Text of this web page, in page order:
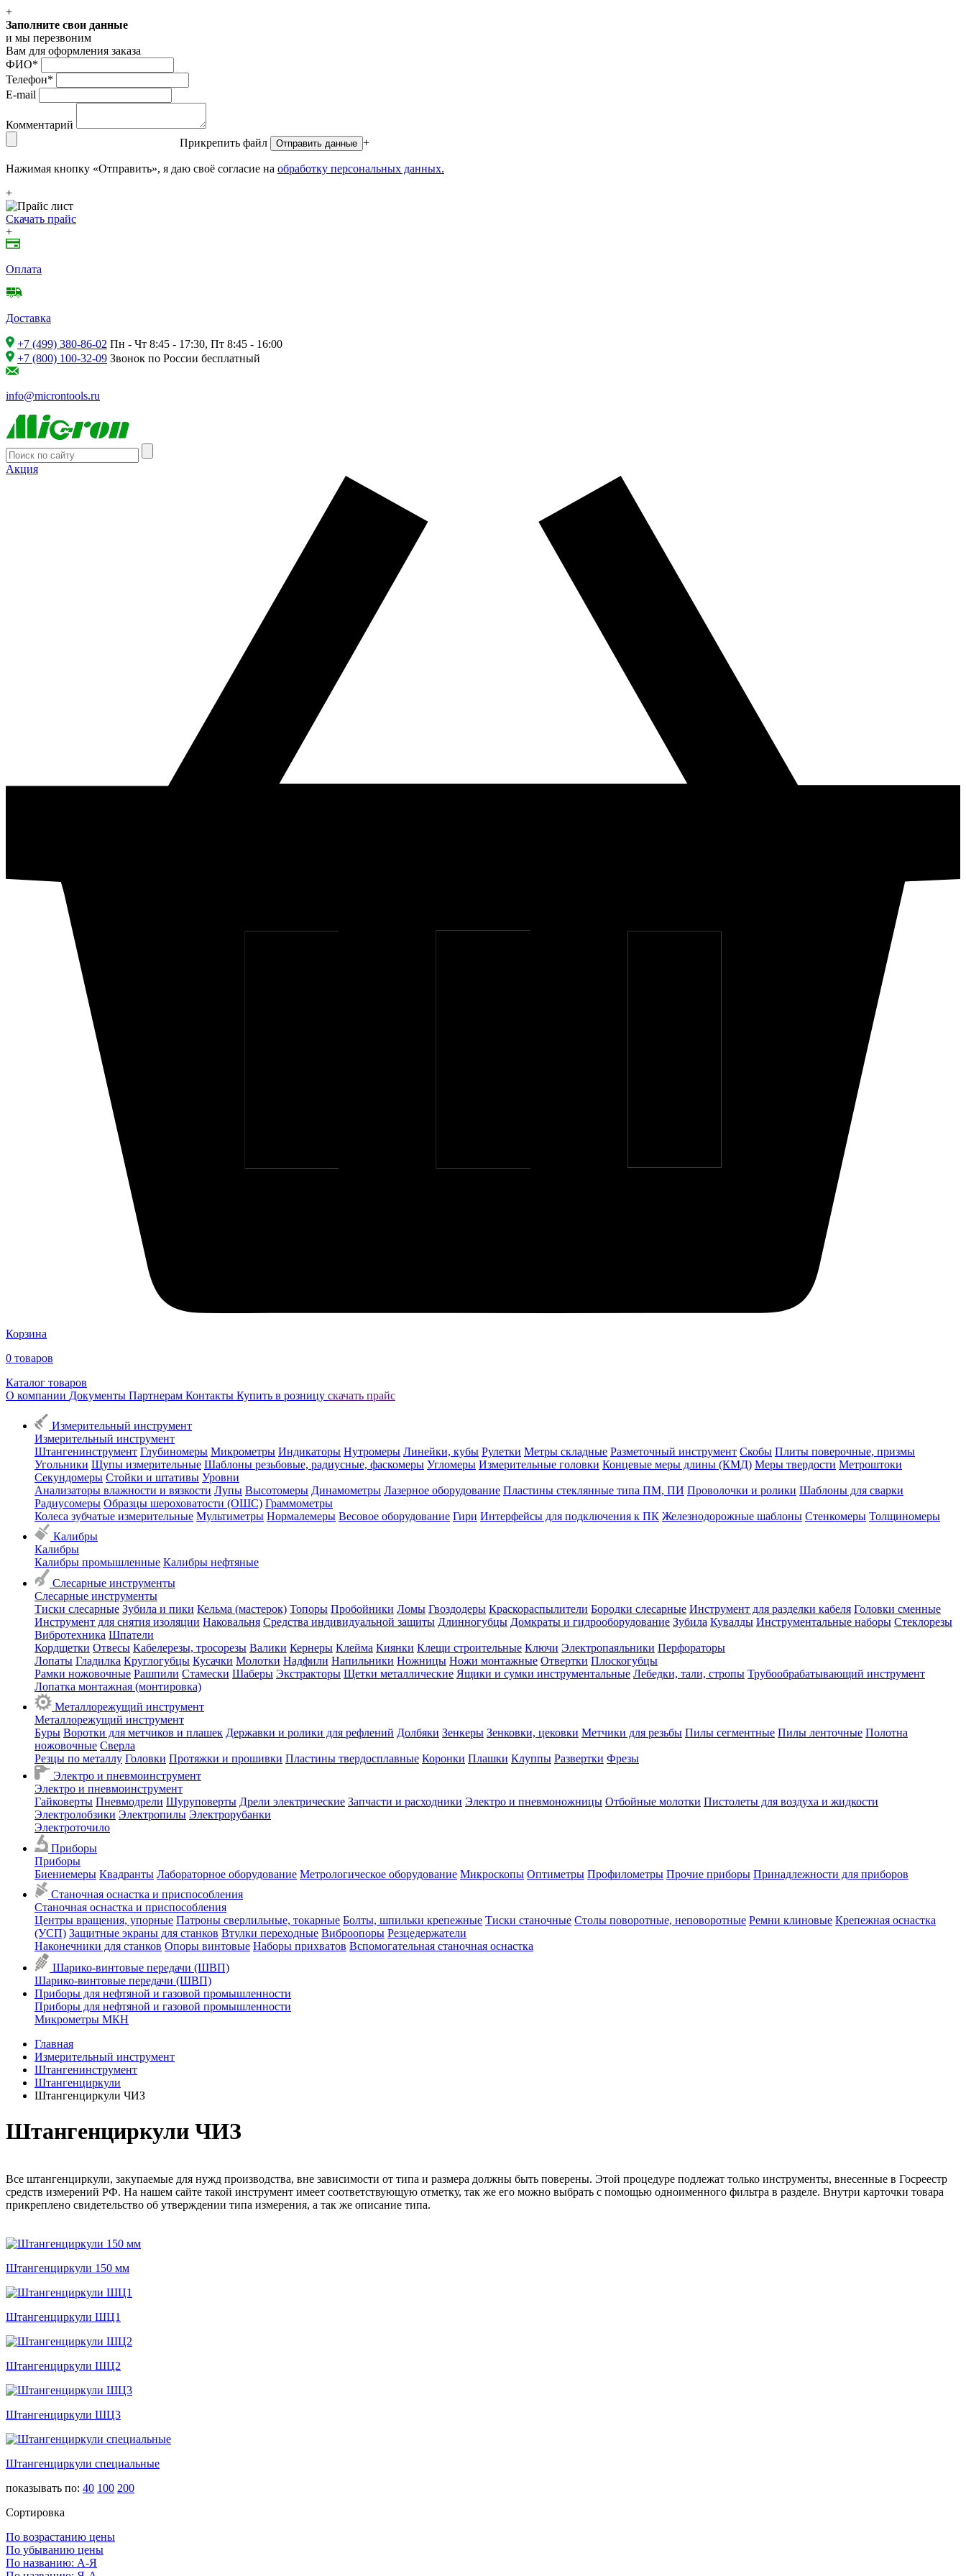
+
Заполните свои данные
и мы перезвоним
Вам для оформления заказа
ФИО*
Телефон*
E-mail
Комментарий
Прикрепить файл
Отправить данные +
Нажимая кнопку «Отправить», я даю своё согласие на обработку персональных данных.
+
Скачать прайс
+
Оплата
Доставка
+7 (499) 380-86-02 Пн - Чт 8:45 - 17:30, Пт 8:45 - 16:00
+7 (800) 100-32-09 Звонок по России бесплатный
info@microntools.ru
Акция
Корзина
0 товаров
Каталог товаров
О компании Документы Партнерам Контакты Купить в розницу скачать прайс
Измерительный инструмент
Измерительный инструмент
Штангенинструмент Глубиномеры Микрометры Индикаторы Нутромеры Линейки, кубы Рулетки Метры складные Разметочный инструмент Скобы Плиты поверочные, призмы
Угольники Щупы измерительные Шаблоны резьбовые, радиусные, фаскомеры Угломеры Измерительные головки Концевые меры длины (КМД) Меры твердости Метроштоки
Секундомеры Стойки и штативы Уровни
Анализаторы влажности и вязкости Лупы Высотомеры Динамометры Лазерное оборудование Пластины стеклянные типа ПМ, ПИ Проволочки и ролики Шаблоны для сварки
Радиусомеры Образцы шероховатости (ОШС) Граммометры
Колеса зубчатые измерительные Мультиметры Нормалемеры Весовое оборудование Гири Интерфейсы для подключения к ПК Железнодорожные шаблоны Стенкомеры Толщиномеры
Калибры
Калибры
Калибры промышленные Калибры нефтяные
Слесарные инструменты
Слесарные инструменты
Тиски слесарные Зубила и пики Кельма (мастерок) Топоры Пробойники Ломы Гвоздодеры Краскораспылители Бородки слесарные Инструмент для разделки кабеля Головки сменные
Инструмент для снятия изоляции Наковальня Средства индивидуальной защиты Длинногубцы Домкраты и гидрооборудование Зубила Кувалды Инструментальные наборы Стеклорезы
Вибротехника Шпатели
Кордщетки Отвесы Кабелерезы, тросорезы Валики Кернеры Клейма Киянки Клещи строительные Ключи Электропаяльники Перфораторы
Лопаты Гладилка Круглогубцы Кусачки Молотки Надфили Напильники Ножницы Ножи монтажные Отвертки Плоскогубцы
Рамки ножовочные Рашпили Стамески Шаберы Экстракторы Щетки металлические Ящики и сумки инструментальные Лебедки, тали, стропы Трубообрабатывающий инструмент
Лопатка монтажная (монтировка)
Металлорежущий инструмент
Металлорежущий инструмент
Буры Воротки для метчиков и плашек Державки и ролики для рефлений Долбяки Зенкеры Зенковки, цековки Метчики для резьбы Пилы сегментные Пилы ленточные Полотна
ножовочные Сверла
Резцы по металлу Головки Протяжки и прошивки Пластины твердосплавные Коронки Плашки Клуппы Развертки Фрезы
Электро и пневмоинструмент
Электро и пневмоинструмент
Гайковерты Пневмодрели Шуруповерты Дрели электрические Запчасти и расходники Электро и пневмоножницы Отбойные молотки Пистолеты для воздуха и жидкости
Электролобзики Электропилы Электрорубанки
Электроточило
Приборы
Приборы
Биениемеры Квадранты Лабораторное оборудование Метрологическое оборудование Микроскопы Оптиметры Профилометры Прочие приборы Принадлежности для приборов
Станочная оснастка и приспособления
Станочная оснастка и приспособления
Центры вращения, упорные Патроны сверлильные, токарные Болты, шпильки крепежные Тиски станочные Столы поворотные, неповоротные Ремни клиновые Крепежная оснастка
(УСП) Защитные экраны для станков Втулки переходные Виброопоры Резцедержатели
Наконечники для станков Опоры винтовые Наборы прихватов Вспомогательная станочная оснастка
Шарико-винтовые передачи (ШВП)
Шарико-винтовые передачи (ШВП)
Приборы для нефтяной и газовой промышленности
Приборы для нефтяной и газовой промышленности
Микрометры МКН
Главная
Измерительный инструмент
Штангенинструмент
Штангенциркули
Штангенциркули ЧИЗ
Штангенциркули ЧИЗ
Все штангенциркули, закупаемые для нужд производства, вне зависимости от типа и размера должны быть поверены. Этой процедуре подлежат только инструменты, внесенные в Госреестр
средств измерений РФ. На нашем сайте такой инструмент имеет соответствующую отметку, так же его можно выбрать с помощью одноименного фильтра в разделе. Внутри карточки товара
прикреплено свидетельство об утверждении типа измерения, а так же описание типа.
Штангенциркули 150 мм
Штангенциркули ШЦ1
Штангенциркули ШЦ2
Штангенциркули ШЦ3
Штангенциркули специальные
показывать по: 40 100 200
Сортировка
По возрастанию цены
По убыванию цены
По названию: А-Я